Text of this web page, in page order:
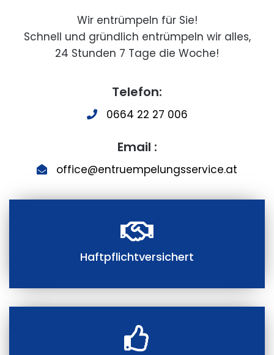
Wir entrümpeln für Sie!
Schnell und gründlich entrümpeln wir alles,
24 Stunden 7 Tage die Woche!
Telefon:
0664 22 27 006
Email :
office@entruempelungsservice.at
Haftpflichtversichert